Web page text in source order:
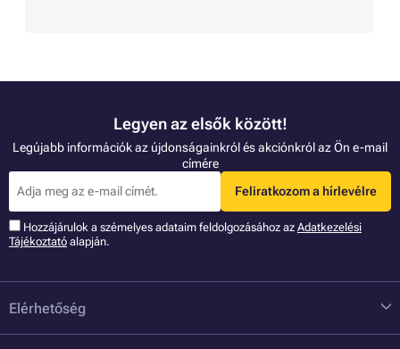
Legyen az elsők között!
Legújabb információk az újdonságainkról és akciónkról az Ön e-mail
címére
Feliratkozom a hírlevélre
Hozzájárulok a szémelyes adataim feldolgozásához az Adatkezelési
Tájékoztató alapján.
Elérhetőség